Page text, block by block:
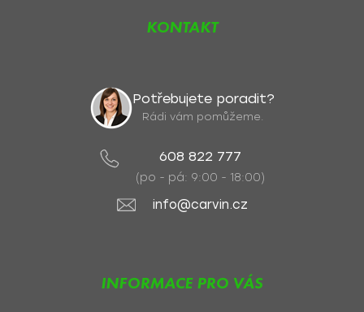
KONTAKT
Potřebujete poradit?
Rádi vám pomůžeme.
608 822 777
(po - pá: 9:00 - 18:00)
info@carvin.cz
INFORMACE PRO VÁS